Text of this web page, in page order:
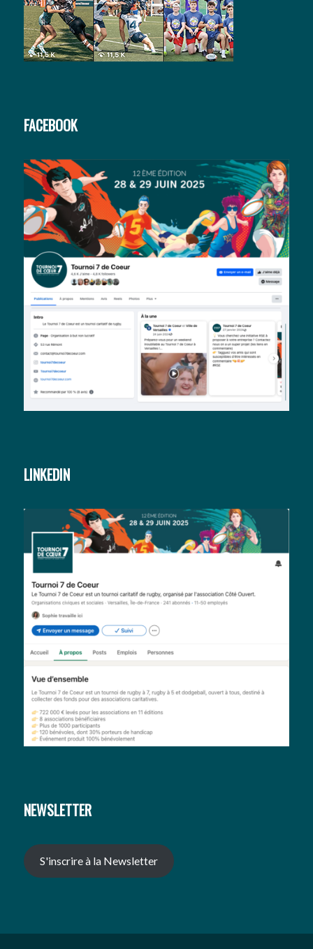
FACEBOOK
LINKEDIN
NEWSLETTER
S'inscrire à la Newsletter